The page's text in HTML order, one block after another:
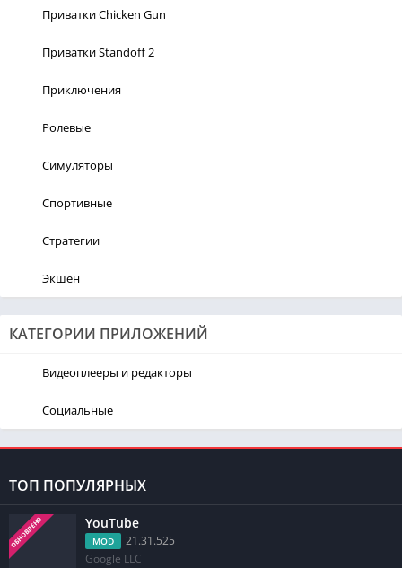
Приватки Chicken Gun
Приватки Standoff 2
Приключения
Ролевые
Симуляторы
Спортивные
Стратегии
Экшен
КАТЕГОРИИ ПРИЛОЖЕНИЙ
Видеоплееры и редакторы
Социальные
ТОП ПОПУЛЯРНЫХ
ОБНОВЛЕНО YouTube
MOD
21.31.525
Google LLC